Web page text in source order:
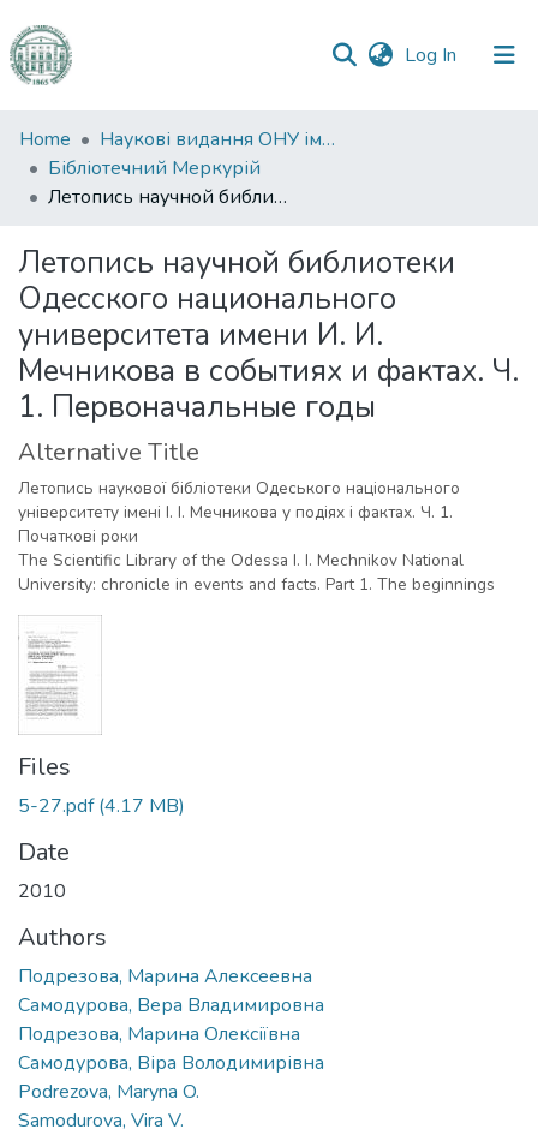
Log In (current)
Communities
&
Collections
Statistics
Home
Наукові видання ОНУ імені І. І. Мечникова
Бібліотечний Меркурій
Летопись научной библиотеки Одесского национального университета имени И. И. Мечникова в событиях и фактах. Ч. 1. Первоначальные годы
Летопись научной библиотеки
Одесского национального
университета имени И. И.
Мечникова в событиях и фактах. Ч.
1. Первоначальные годы
Alternative Title
Летопись наукової бібліотеки Одеського національного
університету імені І. І. Мечникова у подіях і фактах. Ч. 1.
Початкові роки
The Scientific Library of the Odessa I. I. Mechnikov National
University: chronicle in events and facts. Part 1. The beginnings
Files
5-27.pdf(4.17 MB)
Date
2010
Authors
Подрезова, Марина Алексеевна
Самодурова, Вера Владимировна
Подрезова, Марина Олексіївна
Самодурова, Віра Володимирівна
Podrezova, Maryna O.
Samodurova, Vira V.